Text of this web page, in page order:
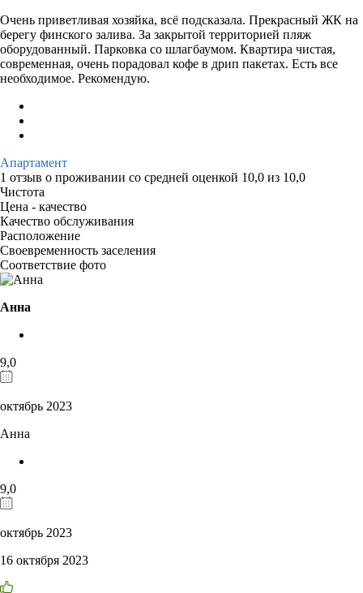
Очень приветливая хозяйка, всё подсказала. Прекрасный ЖК на
берегу финского залива. За закрытой территорией пляж
оборудованный. Парковка со шлагбаумом. Квартира чистая,
современная, очень порадовал кофе в дрип пакетах. Есть все
необходимое. Рекомендую.
Апартамент
1 отзыв о проживании со средней оценкой 10,0 из 10,0
Чистота
Цена - качество
Качество обслуживания
Расположение
Своевременность заселения
Соответствие фото
Анна
9,0
октябрь 2023
Анна
9,0
октябрь 2023
16 октября 2023